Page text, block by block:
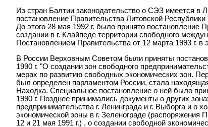
Из стран Балтии законодательство о СЭЗ имеется в
постановление Правительства Литовской
До этого 28 мая 1992 г. было принято постановление
создании в г. Клайпеде территории свободного
Постановлением Правительства от 12 марта 1993 г.
В России Верховным Советом были приняты
1990 г. "О создании зон свободного
мерах по развитию свободных экономических зон.
был определен парламентом России, стала
Находка. Специальное постановление о ней было
1990 г. Позднее принимались документы о других
предпринимательства г. Ленинграда и г. Выборга и о
экономической зоны в г. Зеленограде
12 и 21 мая 1991 г.) , о создании свободной